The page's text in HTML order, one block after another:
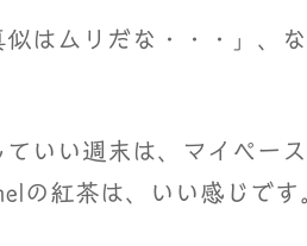
はムリだな・・・」、
いい週末は、マイペー
の紅茶は、いい感じです